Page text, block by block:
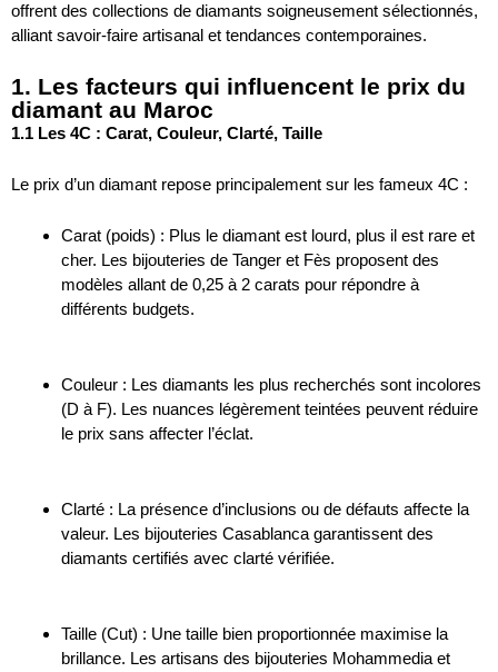
offrent des collections de diamants soigneusement sélectionnés,
alliant savoir-faire artisanal et tendances contemporaines.
1. Les facteurs qui influencent le prix du
diamant au Maroc
1.1 Les 4C : Carat, Couleur, Clarté, Taille
Le prix d’un diamant repose principalement sur les fameux 4C :
Carat (poids) : Plus le diamant est lourd, plus il est rare et
cher. Les bijouteries de Tanger et Fès proposent des
modèles allant de 0,25 à 2 carats pour répondre à
différents budgets.
Couleur : Les diamants les plus recherchés sont incolores
(D à F). Les nuances légèrement teintées peuvent réduire
le prix sans affecter l’éclat.
Clarté : La présence d’inclusions ou de défauts affecte la
valeur. Les bijouteries Casablanca garantissent des
diamants certifiés avec clarté vérifiée.
Taille (Cut) : Une taille bien proportionnée maximise la
brillance. Les artisans des bijouteries Mohammedia et